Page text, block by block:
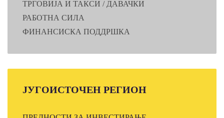
ТРГОВИЈА И ТАКСИ / ДАВАЧКИ
РАБОТНА СИЛА
ФИНАНСИСКА ПОДДРШКА
ЈУГОИСТОЧЕН РЕГИОН